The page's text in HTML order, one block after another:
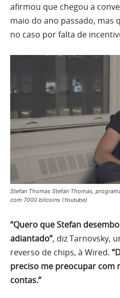
afirmou que chegou a
maio do ano passado, mas
no caso por falta de
Stefan Thomas Stefan Thomas,
com 7000 bitcoins (Youtube)
“Quero que Stefan
adiantado”, diz Tarnovsky,
reverso de chips, à Wired.
preciso me preocupar com
contas.”